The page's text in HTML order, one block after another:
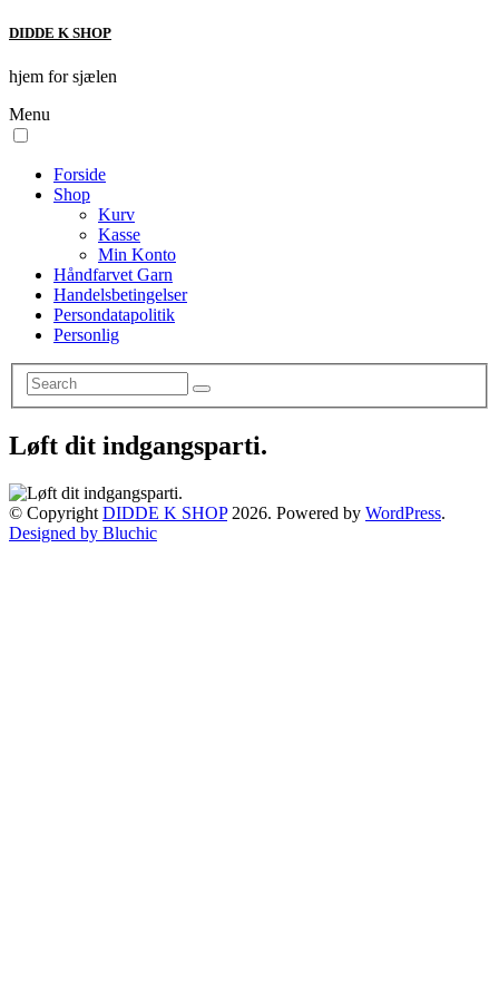
DIDDE K SHOP
hjem for sjælen
Menu
Forside
Shop
Kurv
Kasse
Min Konto
Håndfarvet Garn
Handelsbetingelser
Persondatapolitik
Personlig
Løft dit indgangsparti.
© Copyright DIDDE K SHOP2026. Powered by WordPress.
Designed by Bluchic